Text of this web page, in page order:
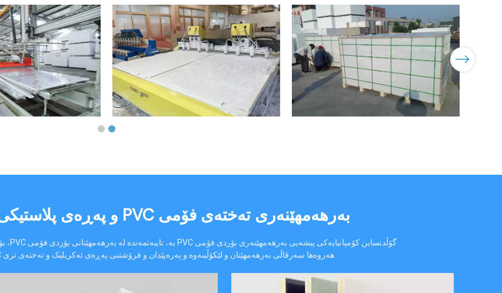
بەرهەمهێنەری تەختەی فۆمی PVC و پەڕەی پلاستیکی لە چین | گۆڵدنساین
گۆڵدنساین کۆمپانیایەکی پیشەیی بەرهەمهێنەری بۆردی فۆمی PVC یە، تایبەتمەندە لە بەرهەمهێنانی بۆردی فۆمی PVC، بۆردی Sintra، PVC فراوانکراو، و وەرەقەی فۆمی PVC.
هەروەها سەرقاڵی بەرهەمهێنان و لێکۆڵینەوە و پەرەپێدان و فرۆشتنی پەڕەی ئەکریلیک و تەختەی تری PVC و کەرەستەی پەڕەی پلاستیکین.